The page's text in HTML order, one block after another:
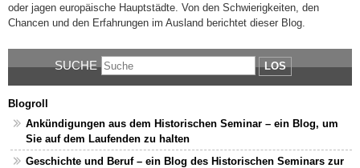
oder jagen europäische Hauptstädte. Von den Schwierigkeiten, den
Chancen und den Erfahrungen im Ausland berichtet dieser Blog.
SUCHE LOS
Blogroll
Ankündigungen aus dem Historischen Seminar – ein Blog, um
Sie auf dem Laufenden zu halten
Geschichte und Beruf – ein Blog des Historischen Seminars zur